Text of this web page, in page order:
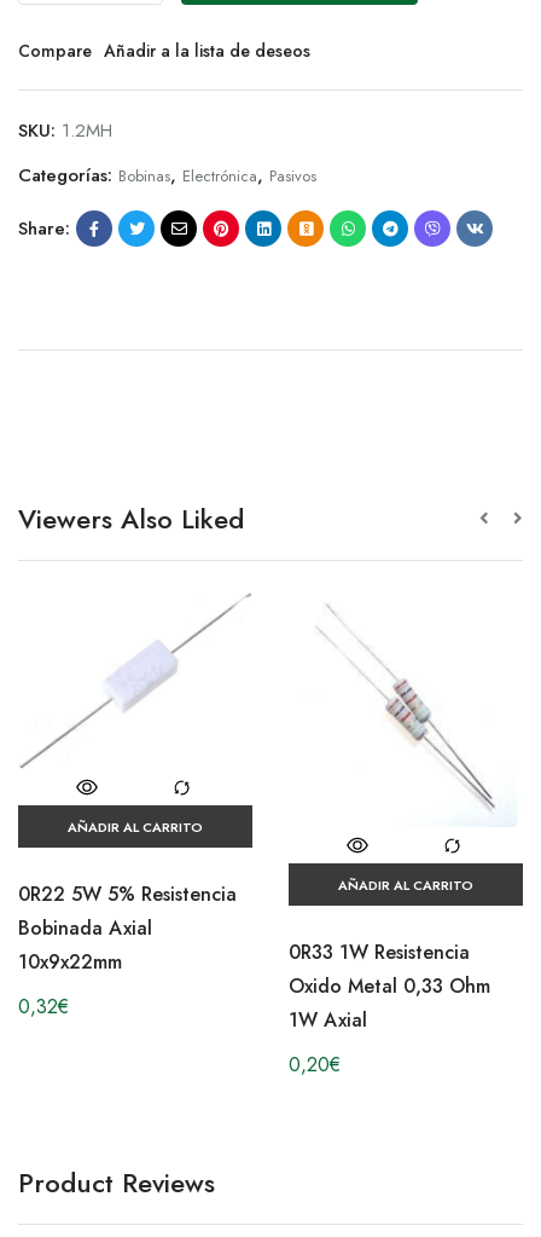
Compare Añadir a la lista de deseos
SKU: 1.2MH
Categorías: Bobinas, Electrónica, Pasivos
Share:
Viewers Also Liked
AÑADIR AL CARRITO
0R22 5W 5% Resistencia
Bobinada Axial
10x9x22mm
0,32€
AÑADIR AL CARRITO
0R33 1W Resistencia
Oxido Metal 0,33 Ohm
1W Axial
0,20€
Product Reviews